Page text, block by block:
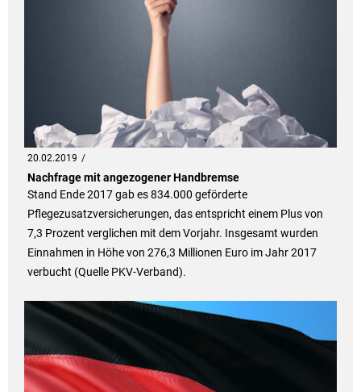
20.02.2019
Nachfrage mit angezogener Handbremse
Stand Ende 2017 gab es 834.000 geförderte
Pflegezusatzversicherungen, das entspricht einem Plus von
7,3 Prozent verglichen mit dem Vorjahr. Insgesamt wurden
Einnahmen in Höhe von 276,3 Millionen Euro im Jahr 2017
verbucht (Quelle PKV-Verband).